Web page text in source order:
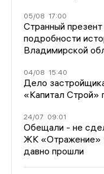
05/08 17:00
Странный
подробности
Владимирской
04/08 15:40
Дело
«Капитал Строй»
24/07 09:01
Обещали - не
ЖК «Отражение»
давно прошли